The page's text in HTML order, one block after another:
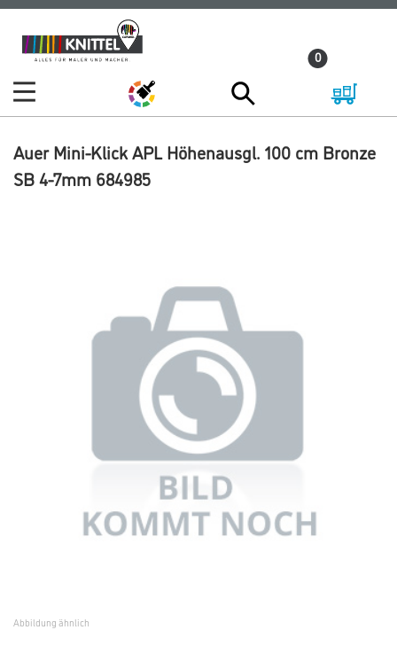
Zum
Inhalt
Zum
Navigationsmenü
0
Auer Mini-Klick APL Höhenausgl. 100 cm Bronze
SB 4-7mm 684985
Abbildung ähnlich